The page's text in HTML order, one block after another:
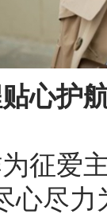
心护
爱主
心尽